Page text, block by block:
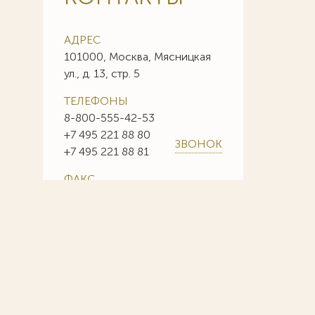
АДРЕС
101000, Москва, Мясницкая
ул., д. 13, стр. 5
ТЕЛЕФОНЫ
8-800-555-42-53
+7 495 221 88 80
+7 495 221 88 81
ЗВОНОК
ФАКС